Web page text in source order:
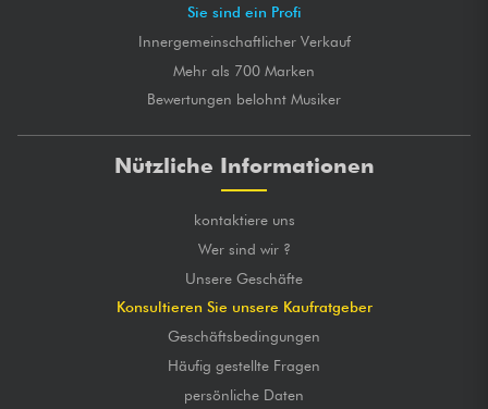
Sie sind ein Profi
Innergemeinschaftlicher Verkauf
Mehr als 700 Marken
Bewertungen belohnt Musiker
Nützliche Informationen
kontaktiere uns
Wer sind wir ?
Unsere Geschäfte
Konsultieren Sie unsere Kaufratgeber
Geschäftsbedingungen
Häufig gestellte Fragen
persönliche Daten